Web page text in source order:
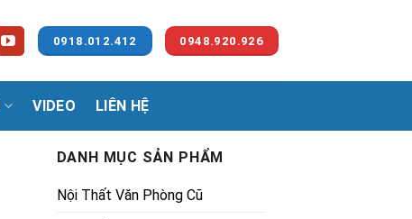
0918.012.412 0948.920.926
VIDEO LIÊN HỆ
DANH MỤC SẢN PHẨM
Nội Thất Văn Phòng Cũ